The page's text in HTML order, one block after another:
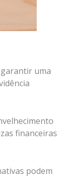
uma
financeiras
podem